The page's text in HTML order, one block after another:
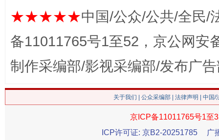
这是一记警钟！ 谢
★★★★★中国/公众/公共/全民/
备11011765号1至52，京公网安
制作采编部/影视采编部/发布广
关于我们 公众采编部 法律声明 | 中国
京ICP备11011765号1至
ICP许可证: 京B2-20251785
广